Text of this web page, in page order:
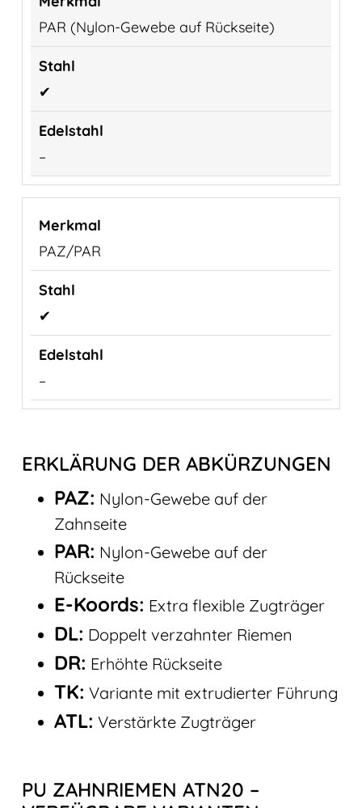
PAR (Nylon-Gewebe auf Rückseite)
✔
–
PAZ/PAR
✔
–
ERKLÄRUNG DER ABKÜRZUNGEN
PAZ: Nylon-Gewebe auf der
Zahnseite
PAR: Nylon-Gewebe auf der
Rückseite
E-Koords: Extra flexible Zugträger
DL: Doppelt verzahnter Riemen
DR: Erhöhte Rückseite
TK: Variante mit extrudierter Führung
ATL: Verstärkte Zugträger
PU ZAHNRIEMEN ATN20 –